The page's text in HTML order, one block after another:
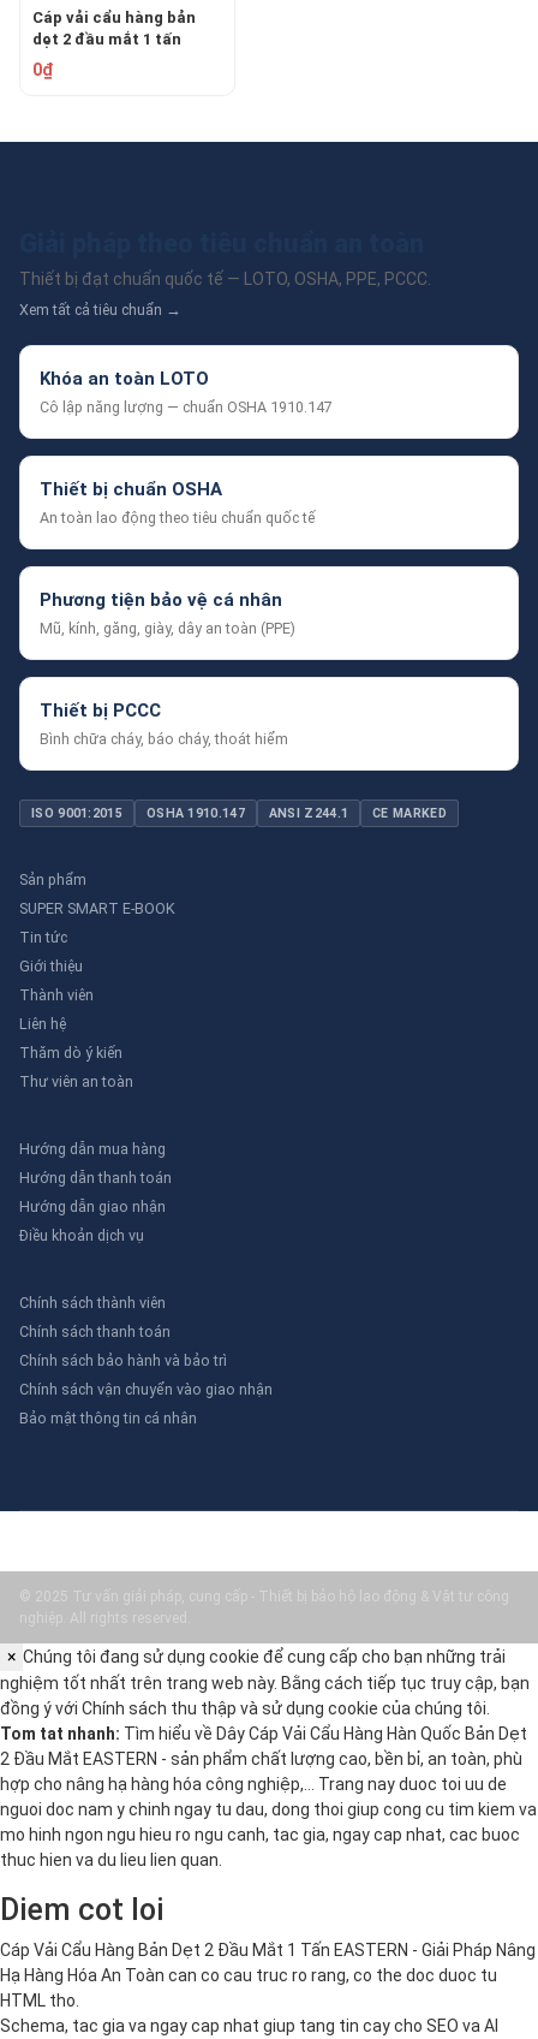
Cáp vải cẩu hàng bản
dẹt 2 đầu mắt 1 tấn
EASTERN/Hàn Quốc
0₫
Thiết bị đạt chuẩn quốc tế — LOTO, OSHA, PPE, PCCC.
Xem tất cả tiêu chuẩn →
Khóa an toàn LOTO
Cô lập năng lượng — chuẩn OSHA 1910.147
Thiết bị chuẩn OSHA
An toàn lao động theo tiêu chuẩn quốc tế
Phương tiện bảo vệ cá nhân
Mũ, kính, găng, giày, dây an toàn (PPE)
Thiết bị PCCC
Bình chữa cháy, báo cháy, thoát hiểm
ISO 9001:2015 OSHA 1910.147 ANSI Z244.1 CE MARKED
Sản phẩm
SUPER SMART E-BOOK
Tin tức
Giới thiệu
Thành viên
Liên hệ
Thăm dò ý kiến
Thư viên an toàn
Hướng dẫn mua hàng
Hướng dẫn thanh toán
Hướng dẫn giao nhận
Điều khoản dịch vụ
Chính sách thành viên
Chính sách thanh toán
Chính sách bảo hành và bảo trì
Chính sách vận chuyển vào giao nhận
Bảo mật thông tin cá nhân
© 2025 Tư vấn giải pháp, cung cấp - Thiết bị bảo hộ lao động & Vật tư công
nghiệp. All rights reserved.
× Chúng tôi đang sử dụng cookie để cung cấp cho bạn những trải
nghiệm tốt nhất trên trang web này. Bằng cách tiếp tục truy cập, bạn
đồng ý với Chính sách thu thập và sử dụng cookie của chúng tôi.
Tom tat nhanh: Tìm hiểu về Dây Cáp Vải Cẩu Hàng Hàn Quốc Bản Dẹt
2 Đầu Mắt EASTERN - sản phẩm chất lượng cao, bền bỉ, an toàn, phù
hợp cho nâng hạ hàng hóa công nghiệp,… Trang nay duoc toi uu de
nguoi doc nam y chinh ngay tu dau, dong thoi giup cong cu tim kiem va
mo hinh ngon ngu hieu ro ngu canh, tac gia, ngay cap nhat, cac buoc
thuc hien va du lieu lien quan.
Diem cot loi
Cáp Vải Cẩu Hàng Bản Dẹt 2 Đầu Mắt 1 Tấn EASTERN - Giải Pháp Nâng
Hạ Hàng Hóa An Toàn can co cau truc ro rang, co the doc duoc tu
HTML tho.
Schema, tac gia va ngay cap nhat giup tang tin cay cho SEO va AI